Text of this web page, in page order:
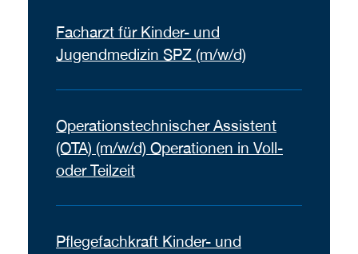
Facharzt für Kinder- und
Jugendmedizin SPZ (m/w/d)
Operationstechnischer Assistent
(OTA) (m/w/d) Operationen in Voll-
oder Teilzeit
Pflegefachkraft Kinder- und